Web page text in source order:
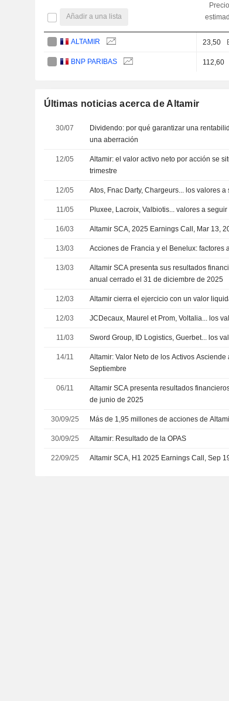
Añadir a una lista
Precio
ALTAMIR 23,50
BNP PARIBAS 112,60
Últimas noticias acerca de Altamir
30/07
Dividendo: por qué garantizar una
una aberración
12/05
Altamir: el valor activo neto por acción se
trimestre
12/05 Atos, Fnac Darty, Chargeurs... los valores
11/05 Pluxee, Lacroix, Valbiotis... valores a
16/03 Altamir SCA, 2025 Earnings Call, Mar 13,
13/03 Acciones de Francia y el Benelux: factores
13/03
Altamir SCA presenta sus resultados
anual cerrado el 31 de diciembre de 2025
12/03 Altamir cierra el ejercicio con un valor
12/03 JCDecaux, Maurel et Prom, Voltalia... los
11/03 Sword Group, ID Logistics, Guerbet... los
14/11
Altamir: Valor Neto de los Activos
Septiembre
06/11
Altamir SCA presenta resultados
de junio de 2025
30/09/25 Más de 1,95 millones de acciones de
30/09/25 Altamir: Resultado de la OPAS
22/09/25 Altamir SCA, H1 2025 Earnings Call, Sep